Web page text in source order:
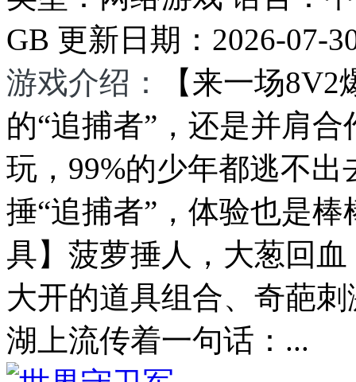
GB 更新日期： 2026-07-
游戏介绍：
【来一场
的“追捕者”，还是并肩
玩，99%的少年都逃不
捶“追捕者”，体验也是
具】菠萝捶人，大葱回
大开的道具组合、奇葩
湖上流传着一句话：...